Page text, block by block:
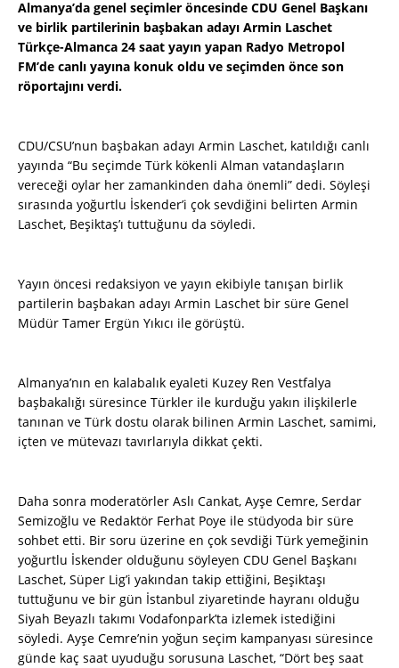
Almanya’da genel seçimler öncesinde CDU Genel Başkanı
ve birlik partilerinin başbakan adayı Armin Laschet
Türkçe-Almanca 24 saat yayın yapan Radyo Metropol
FM’de canlı yayına konuk oldu ve seçimden önce son
röportajını verdi.
CDU/CSU’nun başbakan adayı Armin Laschet, katıldığı canlı
yayında “Bu seçimde Türk kökenli Alman vatandaşların
vereceği oylar her zamankinden daha önemli” dedi. Söyleşi
sırasında yoğurtlu İskender’i çok sevdiğini belirten Armin
Laschet, Beşiktaş’ı tuttuğunu da söyledi.
Yayın öncesi redaksiyon ve yayın ekibiyle tanışan birlik
partilerin başbakan adayı Armin Laschet bir süre Genel
Müdür Tamer Ergün Yıkıcı ile görüştü.
Almanya’nın en kalabalık eyaleti Kuzey Ren Vestfalya
başbakalığı süresince Türkler ile kurduğu yakın ilişkilerle
tanınan ve Türk dostu olarak bilinen Armin Laschet, samimi,
içten ve mütevazı tavırlarıyla dikkat çekti.
Daha sonra moderatörler Aslı Cankat, Ayşe Cemre, Serdar
Semizoğlu ve Redaktör Ferhat Poye ile stüdyoda bir süre
sohbet etti. Bir soru üzerine en çok sevdiği Türk yemeğinin
yoğurtlu İskender olduğunu söyleyen CDU Genel Başkanı
Laschet, Süper Lig’i yakından takip ettiğini, Beşiktaşı
tuttuğunu ve bir gün İstanbul ziyaretinde hayranı olduğu
Siyah Beyazlı takımı Vodafonpark’ta izlemek istediğini
söyledi. Ayşe Cemre’nin yoğun seçim kampanyası süresince
günde kaç saat uyuduğu sorusuna Laschet, “Dört beş saat